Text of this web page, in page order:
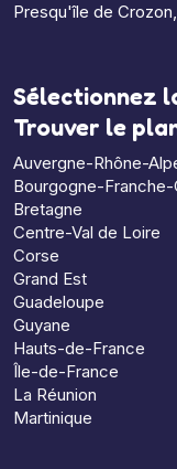
Presqu'île de Crozon,
Sélectionnez
Trouver le
Auvergne-Rhône-
Bourgogne-
Bretagne
Centre-Val de Loire
Corse
Grand Est
Guadeloupe
Guyane
Hauts-de-France
Île-de-France
La Réunion
Martinique